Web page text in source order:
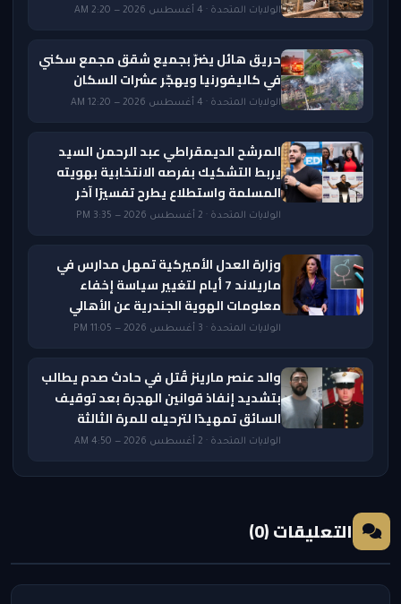
الولايات المتحدة · 4 أغسطس 2026 — 2:20 AM
حريق هائل يضرّ بجميع شقق مجمع سكني
في كاليفورنيا ويهجّر عشرات السكان
الولايات المتحدة · 4 أغسطس 2026 — 12:20 AM
المرشح الديمقراطي عبد الرحمن السيد
يربط التشكيك بفرصه الانتخابية بهويته
المسلمة واستطلاع يطرح تفسيرًا آخر
الولايات المتحدة · 2 أغسطس 2026 — 3:35 PM
وزارة العدل الأميركية تمهل مدارس في
ماريلاند 7 أيام لتغيير سياسة إخفاء
معلومات الهوية الجندرية عن الأهالي
الولايات المتحدة · 3 أغسطس 2026 — 11:05 PM
والد عنصر مارينز قُتل في حادث صدم يطالب
بتشديد إنفاذ قوانين الهجرة بعد توقيف
السائق تمهيدًا لترحيله للمرة الثالثة
الولايات المتحدة · 2 أغسطس 2026 — 4:50 AM
التعليقات (0)